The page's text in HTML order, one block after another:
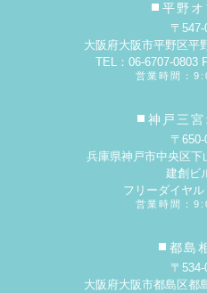
平野オ
〒
大阪府大阪市平野区平
TEL：06-6707-0803
営業時間：
神戸三宮
〒
兵庫県神戸市中央区下
建創ビ
フリーダイヤル
営業時間：
都島
〒
大阪府大阪市都島区都